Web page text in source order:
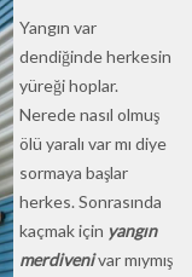
Yangın var
dendiğinde herkesin
yüreği hoplar.
Nerede nasıl olmuş
ölü yaralı var mı diye
sormaya başlar
herkes. Sonrasında
kaçmak için yangın
merdivenivar mıymış